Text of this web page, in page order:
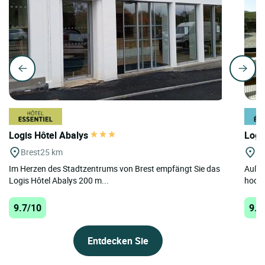
Logis Hôtel Abalys
Brest25 km
Im Herzen des Stadtzentrums von Brest empfängt Sie das
Logis Hôtel Abalys 200 m...
9.7/10
Entdecken Sie